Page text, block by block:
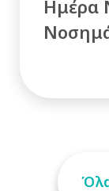
Ημέρα